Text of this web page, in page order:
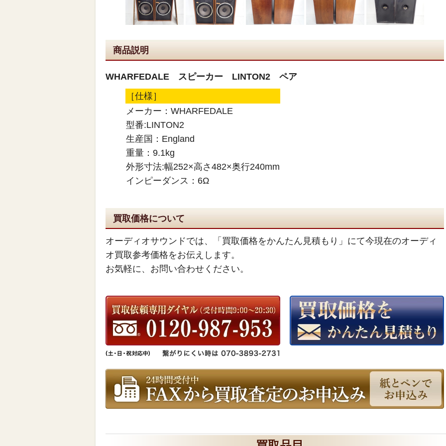
商品説明
WHARFEDALE スピーカー LINTON2 ペア
［仕様］
メーカー：WHARFEDALE
型番:LINTON2
生産国：England
重量：9.1kg
外形寸法:幅252×高さ482×奥行240mm
インピーダンス：6Ω
買取価格について
オーディオサウンドでは、「買取価格をかんたん見積もり」にて今現在のオーディ
オ買取参考価格をお伝えします。
お気軽に、お問い合わせください。